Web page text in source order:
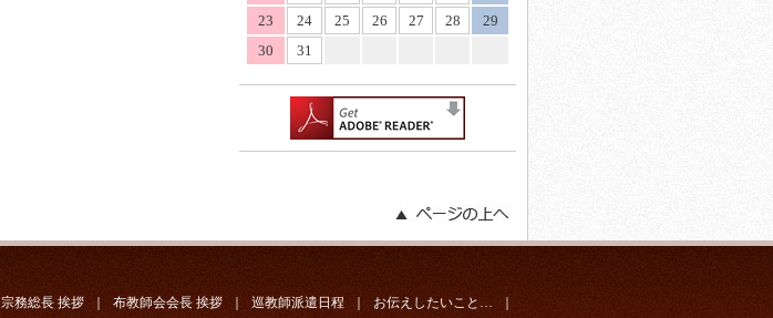
23
24 25 26 27 28
29
30
31
宗務総長 挨拶 ｜ 布教師会会長 挨拶 ｜ 巡教師派遣日程 ｜ お伝えしたいこと… ｜